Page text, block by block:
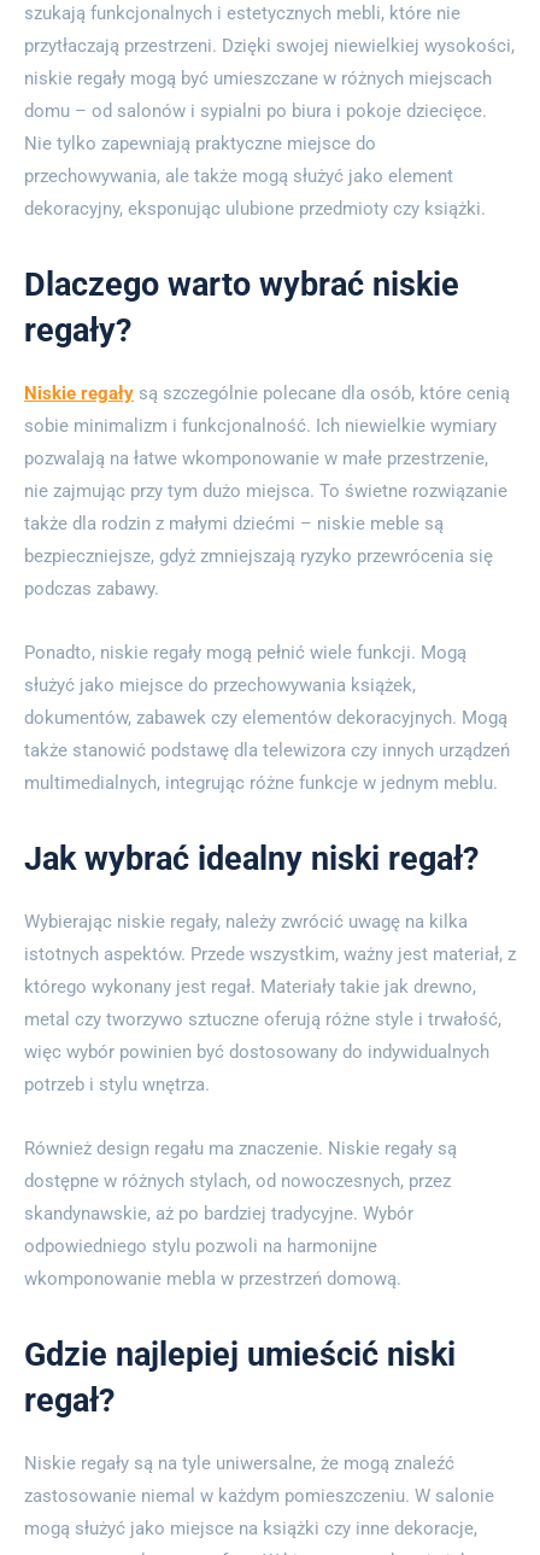
szukają funkcjonalnych i estetycznych mebli, które nie
przytłaczają przestrzeni. Dzięki swojej niewielkiej wysokości,
niskie regały mogą być umieszczane w różnych miejscach
domu – od salonów i sypialni po biura i pokoje dziecięce.
Nie tylko zapewniają praktyczne miejsce do
przechowywania, ale także mogą służyć jako element
dekoracyjny, eksponując ulubione przedmioty czy książki.
Dlaczego warto wybrać niskie
regały?
Niskie regały są szczególnie polecane dla osób, które cenią
sobie minimalizm i funkcjonalność. Ich niewielkie wymiary
pozwalają na łatwe wkomponowanie w małe przestrzenie,
nie zajmując przy tym dużo miejsca. To świetne rozwiązanie
także dla rodzin z małymi dziećmi – niskie meble są
bezpieczniejsze, gdyż zmniejszają ryzyko przewrócenia się
podczas zabawy.
Ponadto, niskie regały mogą pełnić wiele funkcji. Mogą
służyć jako miejsce do przechowywania książek,
dokumentów, zabawek czy elementów dekoracyjnych. Mogą
także stanowić podstawę dla telewizora czy innych urządzeń
multimedialnych, integrując różne funkcje w jednym meblu.
Jak wybrać idealny niski regał?
Wybierając niskie regały, należy zwrócić uwagę na kilka
istotnych aspektów. Przede wszystkim, ważny jest materiał, z
którego wykonany jest regał. Materiały takie jak drewno,
metal czy tworzywo sztuczne oferują różne style i trwałość,
więc wybór powinien być dostosowany do indywidualnych
potrzeb i stylu wnętrza.
Również design regału ma znaczenie. Niskie regały są
dostępne w różnych stylach, od nowoczesnych, przez
skandynawskie, aż po bardziej tradycyjne. Wybór
odpowiedniego stylu pozwoli na harmonijne
wkomponowanie mebla w przestrzeń domową.
Gdzie najlepiej umieścić niski
regał?
Niskie regały są na tyle uniwersalne, że mogą znaleźć
zastosowanie niemal w każdym pomieszczeniu. W salonie
mogą służyć jako miejsce na książki czy inne dekoracje,